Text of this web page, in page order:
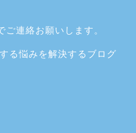
ご連絡お願いします。
る悩みを解決するブログ